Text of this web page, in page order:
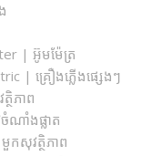
| អ៊ូមម៉ែត្រ
| គ្រឿងភ្លើងផ្សេងៗ
ថិភាព
ណាំងផ្លាត
សុវត្ថិភាព